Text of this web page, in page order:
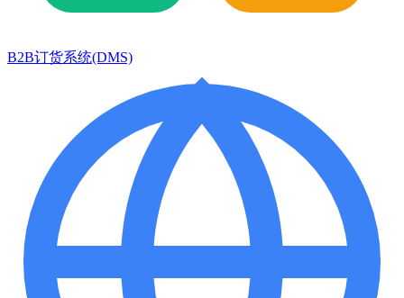
B2B订货系统(DMS)